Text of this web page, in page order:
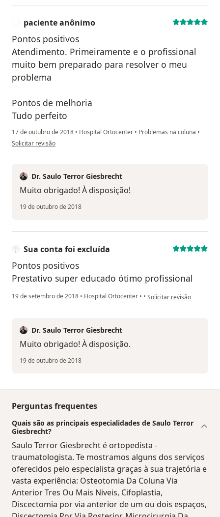
paciente anônimo
Pontos positivos
Atendimento. Primeiramente e o profissional
muito bem preparado para resolver o meu
problema
Pontos de melhoria
Tudo perfeito
17 de outubro de 2018 • Hospital Ortocenter • Problemas na coluna •
na opinião do utilizador paciente anônimo
Solicitar revisão
Dr. Saulo Terror Giesbrecht
Muito obrigado! À disposição!
19 de outubro de 2018
Sua conta foi excluída
Pontos positivos
Prestativo super educado ótimo profissional
19 de setembro de 2018 • Hospital Ortocenter • • na opinião do utilizador
Solicitar revisão
Dr. Saulo Terror Giesbrecht
Muito obrigado! À disposição.
19 de outubro de 2018
Perguntas frequentes
Quais são as principais especialidades de Saulo Terror
Giesbrecht?
Saulo Terror Giesbrecht é ortopedista -
traumatologista. Te mostramos alguns dos serviços
oferecidos pelo especialista graças à sua trajetória e
vasta experiência: Osteotomia Da Coluna Via
Anterior Tres Ou Mais Niveis, Cifoplastia,
Discectomia por via anterior de um ou dois espaços,